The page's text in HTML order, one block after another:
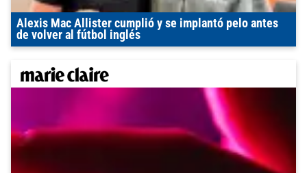
Alexis Mac Allister cumplió y se implantó pelo antes
de volver al fútbol inglés